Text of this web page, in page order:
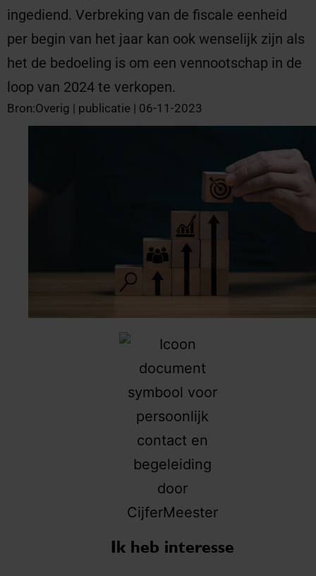
ingediend. Verbreking van de fiscale eenheid
per begin van het jaar kan ook wenselijk zijn als
het de bedoeling is om een vennootschap in de
loop van 2024 te verkopen.
Bron:Overig | publicatie | 06-11-2023
Ik heb interesse